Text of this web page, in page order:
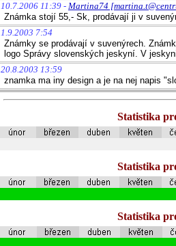
10.7.2006 11:39 - Martina74
Známka stojí 55,- Sk, prodávají ji v
1.9.2003 7:54
Známky se prodávají v suvenýrech.
logo Správy slovenských jeskyní. V
20.8.2003 13:59
znamka ma iny design a je na nej napis
Statistika
Statistika
Statistika